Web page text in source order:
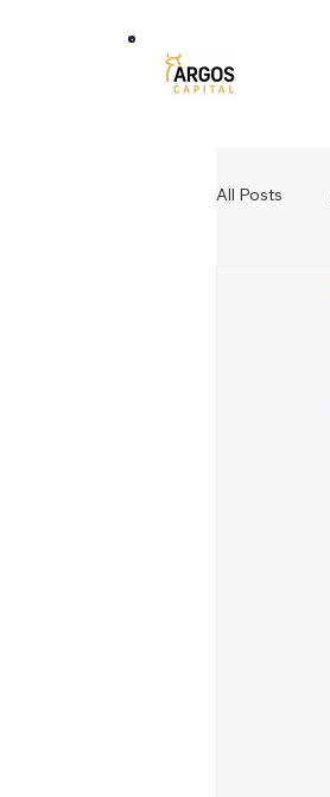
All Posts